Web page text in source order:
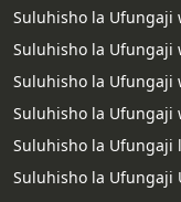
Suluhisho la Ufungaji
Suluhisho la Ufungaji
Suluhisho la Ufungaji
Suluhisho la Ufungaji
Suluhisho la Ufungaji
Suluhisho la Ufungaji